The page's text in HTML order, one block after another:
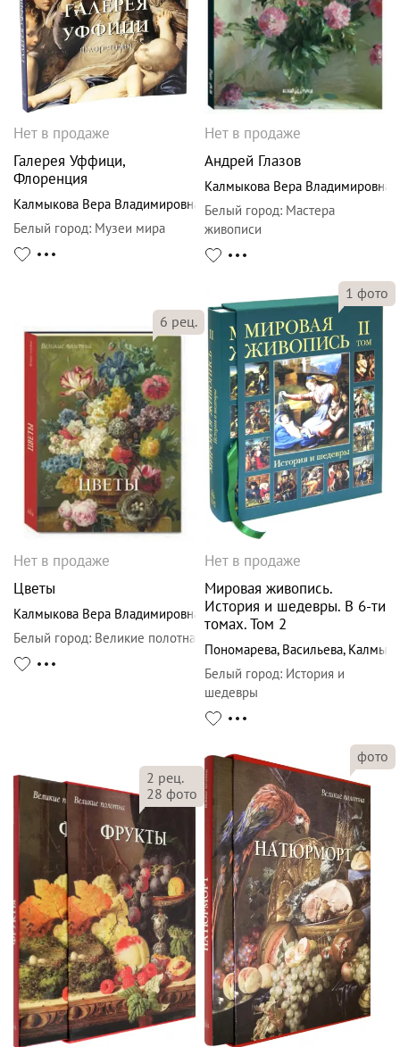
Нет в продаже
Галерея Уффици,
Флоренция
Калмыкова Вера Владимировна
Белый город: Музеи мира
Нет в продаже
Андрей Глазов
Калмыкова Вера Владимировна
Белый город: Мастера
живописи
6 рец.
Нет в продаже
Цветы
Калмыкова Вера Владимировна
Белый город: Великие полотна
1 фото
Нет в продаже
Мировая живопись.
История и шедевры. В 6-ти
томах. Том 2
Пономарева, Васильева,
Белый город: История и
шедевры
2 рец.
28 фото
фото